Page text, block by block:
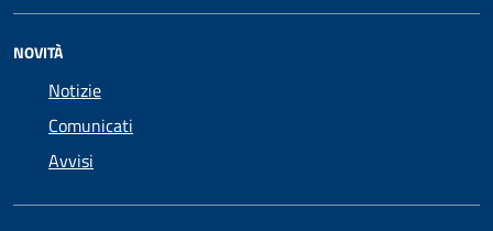
NOVITÀ
Notizie
Comunicati
Avvisi